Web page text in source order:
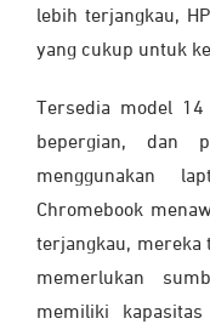
lebih terjangkau,
yang cukup untuk
Tersedia model
bepergian, dan
menggunakan
Chromebook
terjangkau, mereka
memerlukan
memiliki